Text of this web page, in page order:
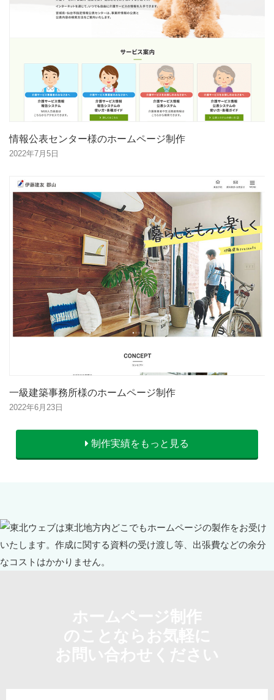
情報公表センター様のホームページ制作
2022年7月5日
一級建築事務所様のホームページ制作
2022年6月23日
制作実績をもっと見る